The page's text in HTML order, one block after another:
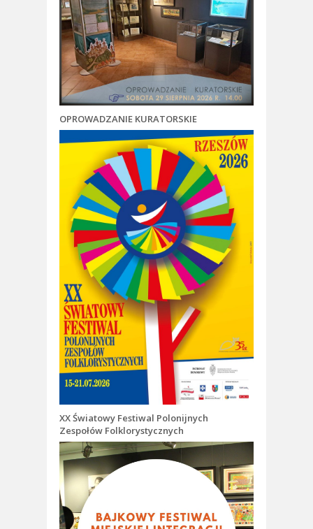
OPROWADZANIE KURATORSKIE
XX Światowy Festiwal Polonijnych
Zespołów Folklorystycznych